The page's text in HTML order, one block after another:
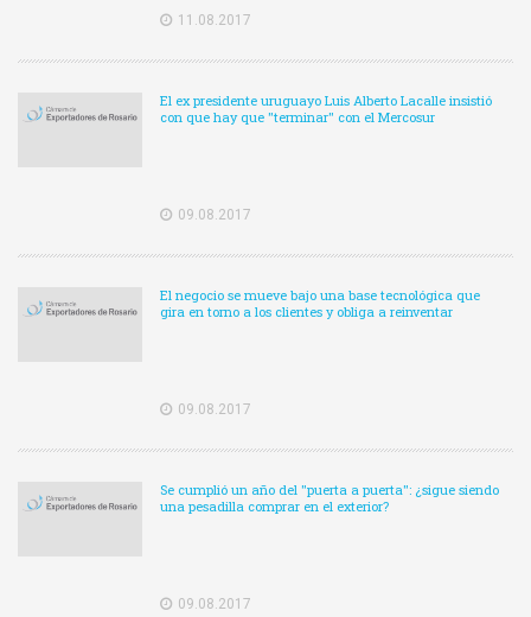
11.08.2017
El ex presidente uruguayo Luis Alberto Lacalle insistió
con que hay que "terminar" con el Mercosur
09.08.2017
El negocio se mueve bajo una base tecnológica que
gira en torno a los clientes y obliga a reinventar
09.08.2017
Se cumplió un año del "puerta a puerta": ¿sigue siendo
una pesadilla comprar en el exterior?
09.08.2017